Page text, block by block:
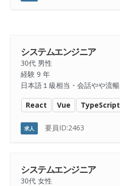
システムエンジニア
30代 男性
経験 9 年
日本語１級相当・会話やや流暢
React Vue TypeScript
求人 要員ID:2463
システムエンジニア
30代 女性